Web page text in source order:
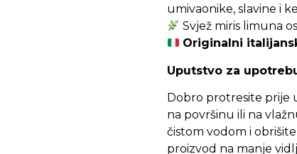
umivaonike, slavine i
Svjež miris limuna
Originalni
Uputstvo za
Dobro protresite prije
na površinu ili na
čistom vodom i
proizvod na manje